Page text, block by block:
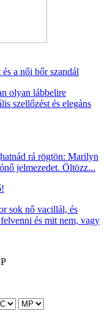
a női bőr szandál
olyan lábbelire
szellőzést és elegáns
rá rögtön: Marilyn
jelmezedet. Öltözz...
sok nő vacillál, és
és mit nem, vagy